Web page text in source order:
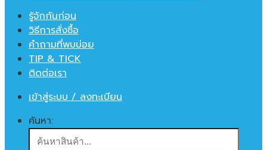
รู้จักกันก่อน
วิธีการสั่งซื้อ
คำถามที่พบบ่อย
TIP & TICK
ติดต่อเรา
เข้าสู่ระบบ / ลงทะเบียน
ค้นหา: